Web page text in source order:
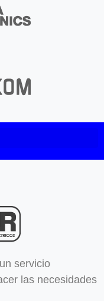
servicio
las necesidades